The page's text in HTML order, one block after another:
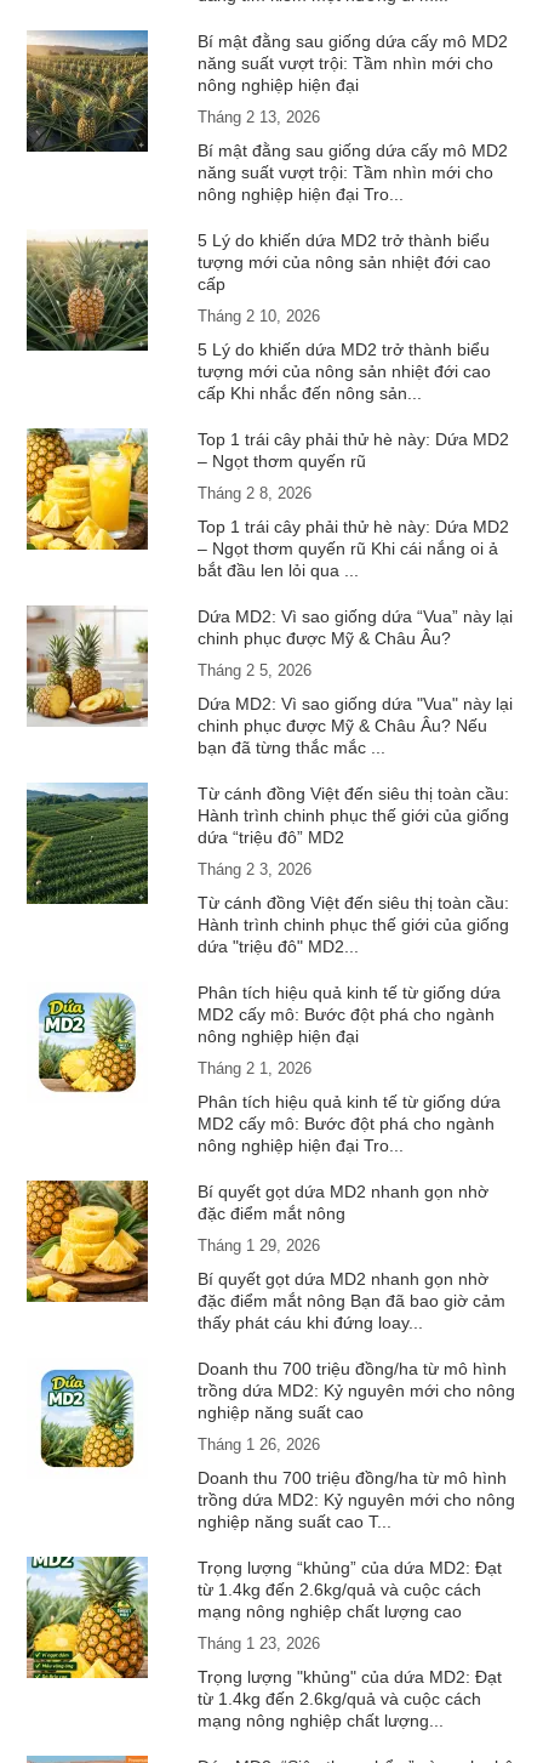
Bí mật đằng sau giống dứa cấy mô MD2
năng suất vượt trội: Tầm nhìn mới cho
nông nghiệp hiện đại
Tháng 2 13, 2026
Bí mật đằng sau giống dứa cấy mô MD2
năng suất vượt trội: Tầm nhìn mới cho
nông nghiệp hiện đại Tro...
5 Lý do khiến dứa MD2 trở thành biểu
tượng mới của nông sản nhiệt đới cao
cấp
Tháng 2 10, 2026
5 Lý do khiến dứa MD2 trở thành biểu
tượng mới của nông sản nhiệt đới cao
cấp Khi nhắc đến nông sản...
Top 1 trái cây phải thử hè này: Dứa MD2
– Ngọt thơm quyến rũ
Tháng 2 8, 2026
Top 1 trái cây phải thử hè này: Dứa MD2
– Ngọt thơm quyến rũ Khi cái nắng oi ả
bắt đầu len lỏi qua ...
Dứa MD2: Vì sao giống dứa “Vua” này lại
chinh phục được Mỹ & Châu Âu?
Tháng 2 5, 2026
Dứa MD2: Vì sao giống dứa "Vua" này lại
chinh phục được Mỹ & Châu Âu? Nếu
bạn đã từng thắc mắc ...
Từ cánh đồng Việt đến siêu thị toàn cầu:
Hành trình chinh phục thế giới của giống
dứa “triệu đô” MD2
Tháng 2 3, 2026
Từ cánh đồng Việt đến siêu thị toàn cầu:
Hành trình chinh phục thế giới của giống
dứa "triệu đô" MD2...
Phân tích hiệu quả kinh tế từ giống dứa
MD2 cấy mô: Bước đột phá cho ngành
nông nghiệp hiện đại
Tháng 2 1, 2026
Phân tích hiệu quả kinh tế từ giống dứa
MD2 cấy mô: Bước đột phá cho ngành
nông nghiệp hiện đại Tro...
Bí quyết gọt dứa MD2 nhanh gọn nhờ
đặc điểm mắt nông
Tháng 1 29, 2026
Bí quyết gọt dứa MD2 nhanh gọn nhờ
đặc điểm mắt nông Bạn đã bao giờ cảm
thấy phát cáu khi đứng loay...
Doanh thu 700 triệu đồng/ha từ mô hình
trồng dứa MD2: Kỷ nguyên mới cho nông
nghiệp năng suất cao
Tháng 1 26, 2026
Doanh thu 700 triệu đồng/ha từ mô hình
trồng dứa MD2: Kỷ nguyên mới cho nông
nghiệp năng suất cao T...
Trọng lượng “khủng” của dứa MD2: Đạt
từ 1.4kg đến 2.6kg/quả và cuộc cách
mạng nông nghiệp chất lượng cao
Tháng 1 23, 2026
Trọng lượng "khủng" của dứa MD2: Đạt
từ 1.4kg đến 2.6kg/quả và cuộc cách
mạng nông nghiệp chất lượng...